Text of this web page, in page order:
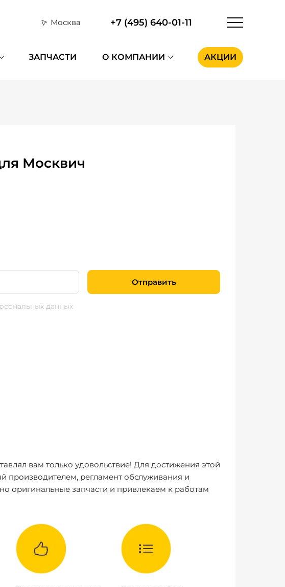
Москва +7 (495) 640-01-11
ЗАПЧАСТИ О КОМПАНИИ АКЦИИ
Москвич
Отправить
данных
вам только удовольствие! Для достижения этой
производителем, регламент обслуживания и
оригинальные запчасти и привлекаем к работам